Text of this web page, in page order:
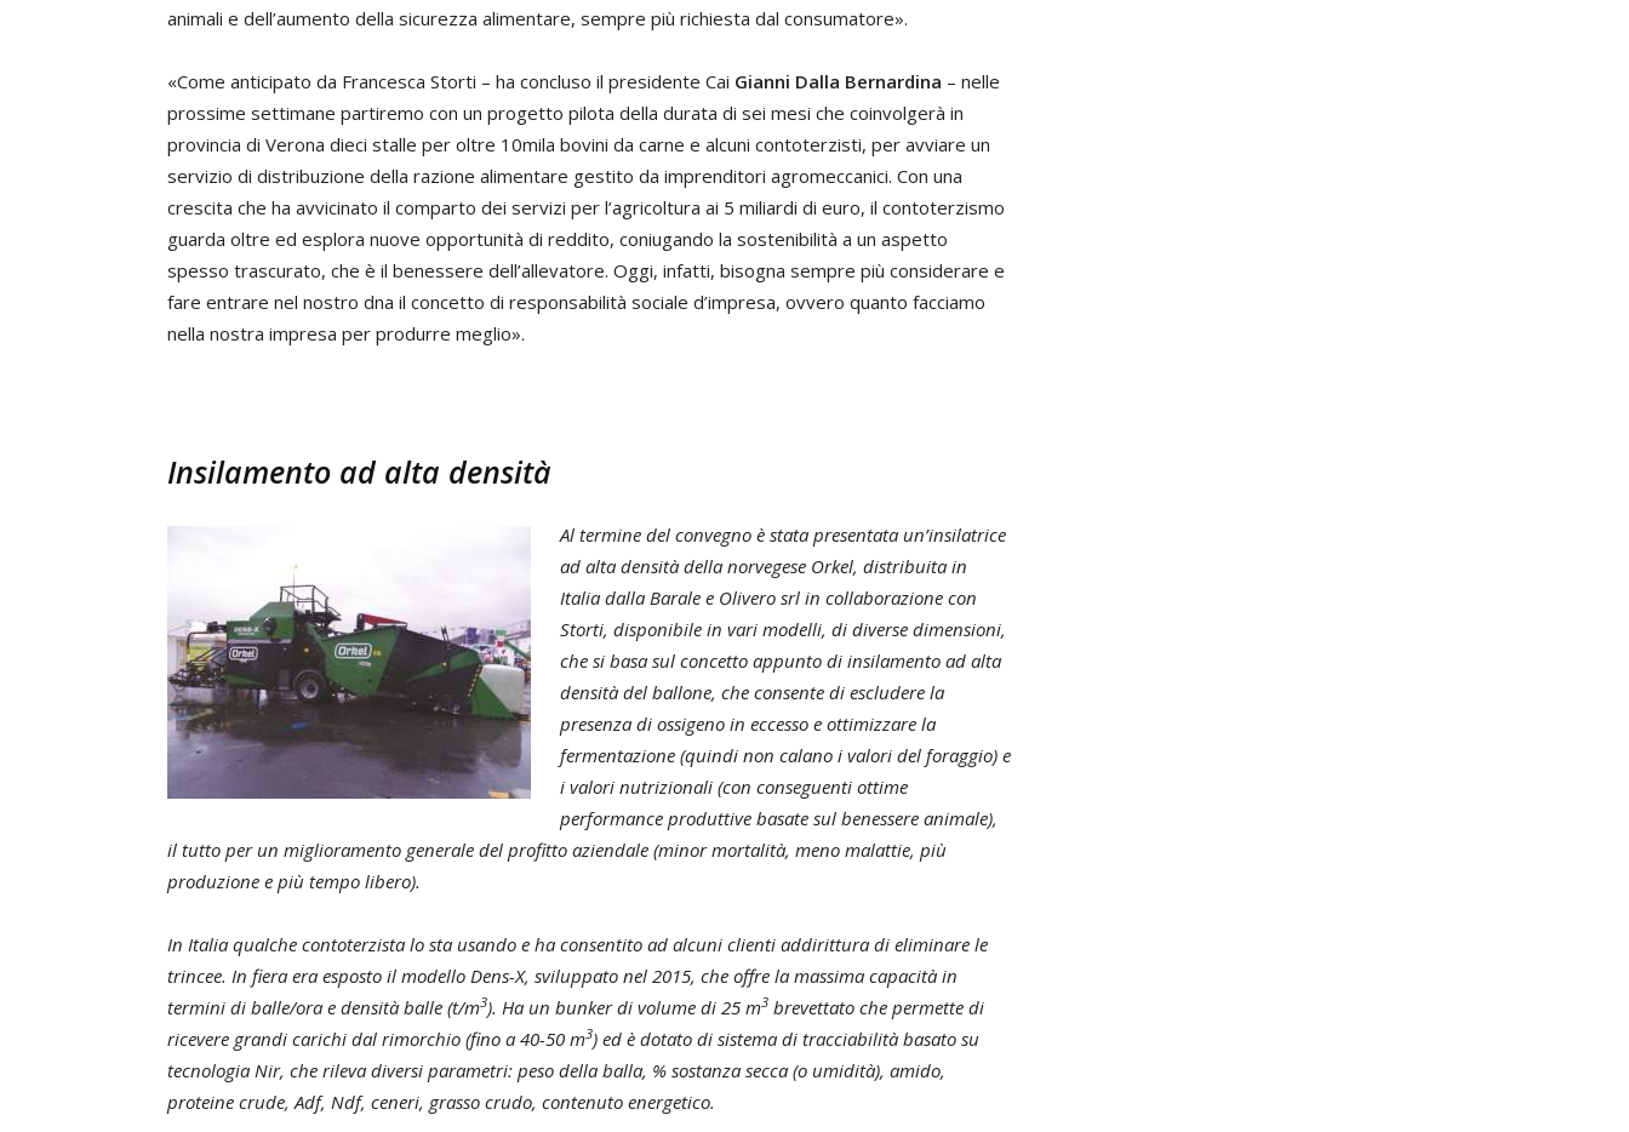
animali e dell’aumento della sicurezza alimentare, sempre più richiesta dal consumatore».
«Come anticipato da Francesca Storti – ha concluso il presidente Cai Gianni Dalla Bernardina – nelle
prossime settimane partiremo con un progetto pilota della durata di sei mesi che coinvolgerà in
provincia di Verona dieci stalle per oltre 10mila bovini da carne e alcuni contoterzisti, per avviare un
servizio di distribuzione della razione alimentare gestito da imprenditori agromeccanici. Con una
crescita che ha avvicinato il comparto dei servizi per l’agricoltura ai 5 miliardi di euro, il contoterzismo
guarda oltre ed esplora nuove opportunità di reddito, coniugando la sostenibilità a un aspetto
spesso trascurato, che è il benessere dell’allevatore. Oggi, infatti, bisogna sempre più considerare e
fare entrare nel nostro dna il concetto di responsabilità sociale d’impresa, ovvero quanto facciamo
nella nostra impresa per produrre meglio».
Insilamento ad alta densità
Al termine del convegno è stata presentata un’insilatrice
ad alta densità della norvegese Orkel, distribuita in
Italia dalla Barale e Olivero srl in collaborazione con
Storti, disponibile in vari modelli, di diverse dimensioni,
che si basa sul concetto appunto di insilamento ad alta
densità del ballone, che consente di escludere la
presenza di ossigeno in eccesso e ottimizzare la
fermentazione (quindi non calano i valori del foraggio) e
i valori nutrizionali (con conseguenti ottime
performance produttive basate sul benessere animale),
il tutto per un miglioramento generale del profitto aziendale (minor mortalità, meno malattie, più
produzione e più tempo libero).
In Italia qualche contoterzista lo sta usando e ha consentito ad alcuni clienti addirittura di eliminare le
trincee. In fiera era esposto il modello Dens-X, sviluppato nel 2015, che offre la massima capacità in
termini di balle/ora e densità balle (t/m3). Ha un bunker di volume di 25 m3 brevettato che permette di
ricevere grandi carichi dal rimorchio (fino a 40-50 m3) ed è dotato di sistema di tracciabilità basato su
tecnologia Nir, che rileva diversi parametri: peso della balla, % sostanza secca (o umidità), amido,
proteine crude, Adf, Ndf, ceneri, grasso crudo, contenuto energetico.